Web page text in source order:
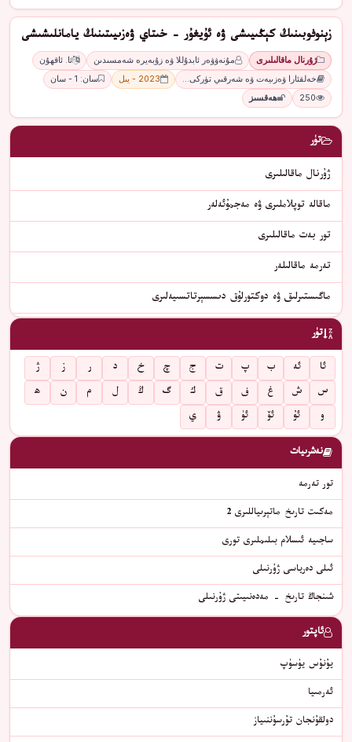
زېنوفوبىنىڭ كېڭىيىشى ۋە ئۇيغۇر - خىتاي ۋەزىيىتىنىڭ يامانلىشىشى
ژۇرنال ماقالىلىرى مۇنەۋۋەر ئابدۇللا ۋە زۇبەيرە شەمسىدىن
ئا. ئاقھۇن
خەلقئارا ۋەزىيەت ۋە شەرقىي تۈركى…
2023 - يىل
سان: 1 - سان
250
ھەقسىز
تۈر
ژۇرنال ماقالىلىرى
ماقالە توپلاملىرى ۋە مەجمۇئەلەر
تور بەت ماقالىلىرى
تەرمە ماقالىلەر
ماگىستىرلىق ۋە دوكتورلۇق دىسسېرتاتسىيەلىرى
تۈر
ئا ئە ب پ ت ج چ خ د ر ز
ژ
س
ش غ ف ق ك گ ڭ ل م ن
ھ
و
ئۇ ئۆ ئۈ ۋ ي
نەشرىيات
تور تەرمە
مەكىت تارىخ ماتېرىياللىرى 2
ساجىيە ئىسلام بىلىملىرى تورى
ئىلى دەرياسى ژۇرنىلى
شىنجاڭ تارىخ - مەدەنىيىتى ژۇرنىلى
ئاپتور
يۇنۇس يۈسۈپ
ئەرمىيا
دولقۇنجان تۇرسۇننىياز